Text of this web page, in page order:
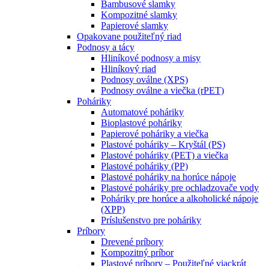
Bambusové slamky
Kompozitné slamky
Papierové slamky
Opakovane použiteľný riad
Podnosy a tácy
Hliníkové podnosy a misy
Hliníkový riad
Podnosy oválne (XPS)
Podnosy oválne a viečka (rPET)
Poháriky
Automatové poháriky
Bioplastové poháriky
Papierové poháriky a viečka
Plastové poháriky – Kryštál (PS)
Plastové poháriky (PET) a viečka
Plastové poháriky (PP)
Plastové poháriky na horúce nápoje
Plastové poháriky pre ochladzovače vody
Poháriky pre horúce a alkoholické nápoje
(XPP)
Príslušenstvo pre poháriky
Príbory
Drevené príbory
Kompozitný príbor
Plastové príbory – Použiteľné viackrát